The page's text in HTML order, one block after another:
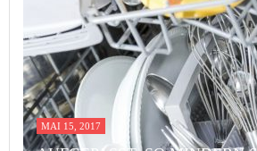
MAI 15, 2017